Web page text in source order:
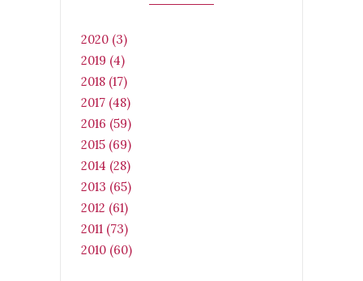
2020 (3)
2019 (4)
2018 (17)
2017 (48)
2016 (59)
2015 (69)
2014 (28)
2013 (65)
2012 (61)
2011 (73)
2010 (60)